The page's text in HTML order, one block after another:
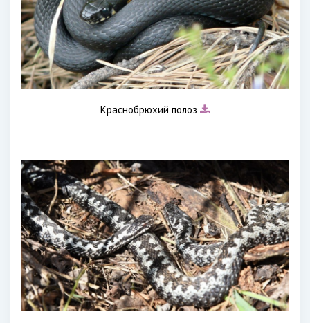
Краснобрюхий полоз